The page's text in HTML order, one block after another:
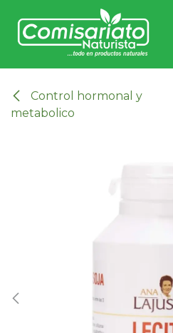
Control hormonal y
metabolico